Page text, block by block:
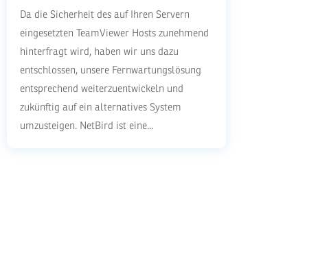
Da die Sicherheit des auf Ihren Servern
eingesetzten TeamViewer Hosts zunehmend
hinterfragt wird, haben wir uns dazu
entschlossen, unsere Fernwartungslösung
entsprechend weiterzuentwickeln und
zukünftig auf ein alternatives System
umzusteigen. NetBird ist eine...